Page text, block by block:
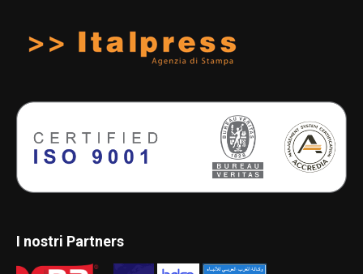
I nostri Partners